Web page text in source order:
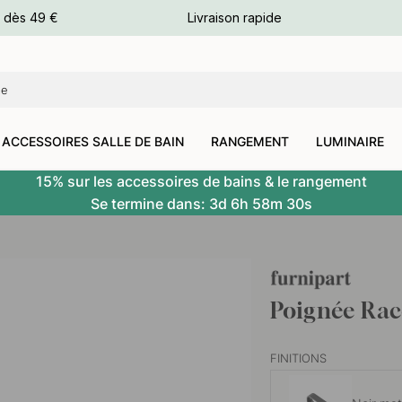
dès 49 € Livraison rapide
ACCESSOIRES SALLE DE BAIN RANGEMENT LUMINAIRE
15% sur les accessoires de bains & le rangement
Se termine dans: 3d 6h 58m 29s
Poignée
FINITIONS